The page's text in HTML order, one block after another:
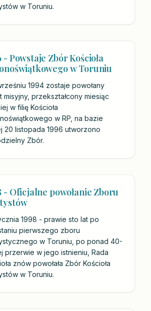
w Toruniu.
- Powstaje Zbór Kościoła
w Toruniu
1994 zostaje powołany
misyjny, przekształcony miesiąc
w filię Kościoła
w RP, na bazie
20 listopada 1996 utworzono
Zbór.
- Oficjalne powołanie Zboru
1998 - prawie sto lat po
pierwszego zboru
w Toruniu, po ponad 40-
przerwie w jego istnieniu, Rada
znów powołała Zbór Kościoła
w Toruniu.